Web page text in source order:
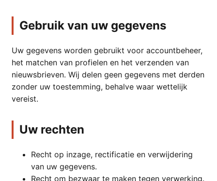
Gebruik van uw gegevens
Uw gegevens worden gebruikt voor accountbeheer,
het matchen van profielen en het verzenden van
nieuwsbrieven. Wij delen geen gegevens met derden
zonder uw toestemming, behalve waar wettelijk
vereist.
Uw rechten
Recht op inzage, rectificatie en verwijdering
van uw gegevens.
Recht om bezwaar te maken tegen verwerking.